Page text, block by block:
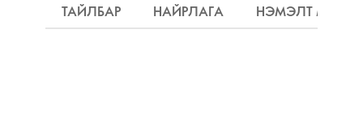
ТАЙЛБАР НАЙРЛАГА НЭМЭЛТ